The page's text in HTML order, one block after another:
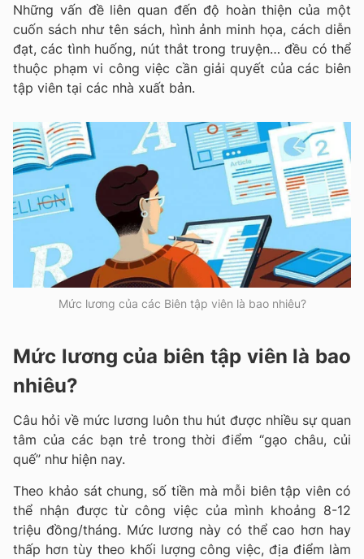
Những vấn đề liên quan đến độ hoàn thiện của một
cuốn sách như tên sách, hình ảnh minh họa, cách diễn
đạt, các tình huống, nút thắt trong truyện… đều có thể
thuộc phạm vi công việc cần giải quyết của các biên
tập viên tại các nhà xuất bản.
Mức lương của các Biên tập viên là bao nhiêu?
Mức lương của biên tập viên là bao
nhiêu?
Câu hỏi về mức lương luôn thu hút được nhiều sự quan
tâm của các bạn trẻ trong thời điểm “gạo châu, củi
quế” như hiện nay.
Theo khảo sát chung, số tiền mà mỗi biên tập viên có
thể nhận được từ công việc của mình khoảng 8-12
triệu đồng/tháng. Mức lương này có thể cao hơn hay
thấp hơn tùy theo khối lượng công việc, địa điểm làm